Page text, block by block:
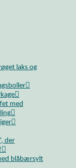
laks og
med
der
blåbærsylt